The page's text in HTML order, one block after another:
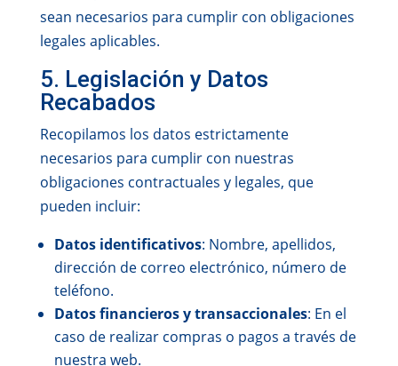
sean necesarios para cumplir con obligaciones
legales aplicables.
5. Legislación y Datos
Recabados
Recopilamos los datos estrictamente
necesarios para cumplir con nuestras
obligaciones contractuales y legales, que
pueden incluir:
Datos identificativos: Nombre, apellidos,
dirección de correo electrónico, número de
teléfono.
Datos financieros y transaccionales: En el
caso de realizar compras o pagos a través de
nuestra web.